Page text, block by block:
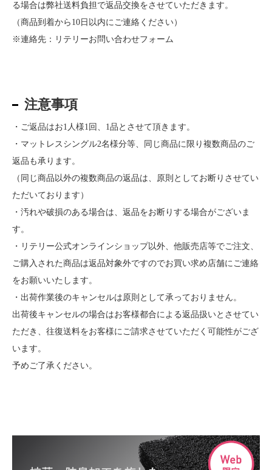
る場合は弊社送料負担で返品交換をさせていただきます。
（商品到着から10日以内にご連絡ください）
※連絡先：リテリーお問い合わせフォーム
注意事項
・ご返品はお1人様1回、1品とさせて頂きます。
・マットレスシングル2名様分等、同じ商品に限り複数商品のご
返品も承ります。
（同じ商品以外の複数商品の返品は、原則としてお断りさせてい
ただいております）
・汚れや破損のある場合は、返品をお断りする場合がございま
す。
・リテリー公式オンラインショップ以外、他販売店等でご注文、
ご購入された商品は返品対象外ですのでお買い求め店舗にご連絡
をお願いいたします。
・出荷作業後のキャンセルは原則として承っておりません。
出荷後キャンセルの場合はお客様都合による返品扱いとさせてい
ただき、往復送料をお客様にご請求させていただく可能性がござ
います。
予めご了承ください。